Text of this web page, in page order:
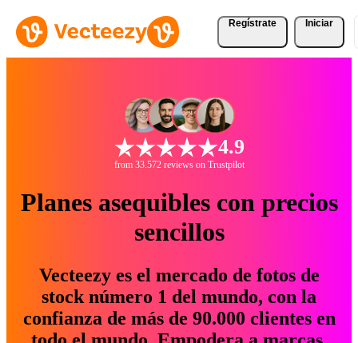
Regístrate Iniciar
4.9
from 33.572 reviews on Trustpilot
Planes asequibles con precios
sencillos
Vecteezy es el mercado de fotos de
stock número 1 del mundo, con la
confianza de más de 90.000 clientes en